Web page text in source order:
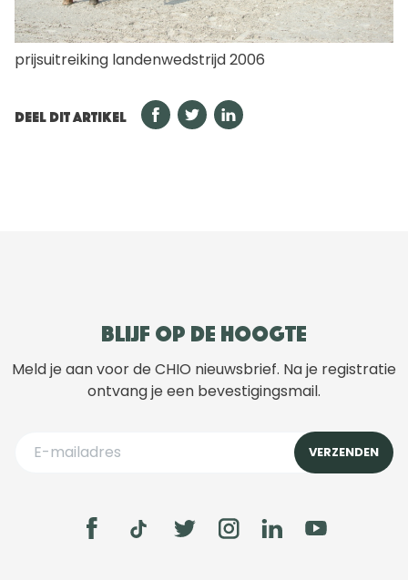
prijsuitreiking landenwedstrijd 2006
DEEL DIT ARTIKEL
Blijf op de hoogte
Meld je aan voor de CHIO nieuwsbrief. Na je registratie
ontvang je een bevestigingsmail.